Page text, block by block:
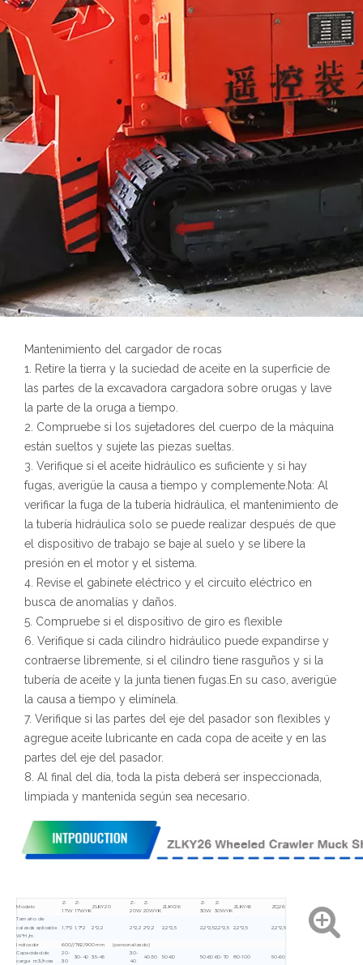
Mantenimiento del cargador de rocas
1. Retire la tierra y la suciedad de aceite en la superficie de
las partes de la excavadora cargadora sobre orugas y lave
la parte de la oruga a tiempo.
2. Compruebe si los sujetadores del cuerpo de la máquina
están sueltos y sujete las piezas sueltas.
3. Verifique si el aceite hidráulico es suficiente y si hay
fugas, averigüe la causa a tiempo y complemente.Nota: Al
verificar la fuga de la tubería hidráulica, el mantenimiento de
la tubería hidráulica solo se puede realizar después de que
el dispositivo de trabajo se baje al suelo y se libere la
presión en el motor y el sistema.
4. Revise el gabinete eléctrico y el circuito eléctrico en
busca de anomalías y daños.
5. Compruebe si el dispositivo de giro es flexible
6. Verifique si cada cilindro hidráulico puede expandirse y
contraerse libremente, si el cilindro tiene rasguños y si la
tubería de aceite y la junta tienen fugas.En su caso, averigüe
la causa a tiempo y elimínela.
7. Verifique si las partes del eje del pasador son flexibles y
agregue aceite lubricante en cada copa de aceite y en las
partes del eje del pasador.
8. Al final del día, toda la pista deberá ser inspeccionada,
limpiada y mantenida según sea necesario.
Modelo
Z-
17W
Z-
17WYK
ZLKY20
Z-
20W
Z-
20WYK
ZLKY26
Z-
30W
Z-
30WYK
ZLKY45
ZQ26
Tamaño de
calzada aplicable
W*H/m
1,7*2 1,7*2 2*2,2 2*2,2 2*2,2 2,2*2,5 2,2*2,52,2*2,5 2,2*2,5 2,2*2,5
Indicador 600//762/900mm (personalizado)
Capacidad de
carga m3/hora
20-
30
30-40 35-45
30-
40
40-50 50-60 50-60 60-70 80-100 50-60